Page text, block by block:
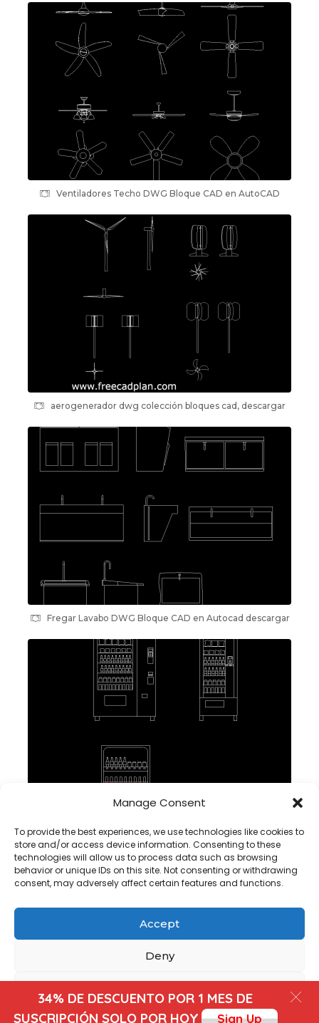
Manage Consent
To provide the best experiences, we use technologies like cookies to
store and/or access device information. Consenting to these
technologies will allow us to process data such as browsing
behavior or unique IDs on this site. Not consenting or withdrawing
consent, may adversely affect certain features and functions.
Accept
Deny
CookiesPrivacy Policy
Ventiladores Techo DWG Bloque CAD en AutoCAD
aerogenerador dwg colección bloques cad, descargar
Fregar Lavabo DWG Bloque CAD en Autocad descargar
maquina expendedora DWG Bloque CAD En Autocad ,
Descargar
About Us-
34% DE DESCUENTO POR 1 MES DE
SUSCRIPCIÓN SOLO POR HOY
Sign Up